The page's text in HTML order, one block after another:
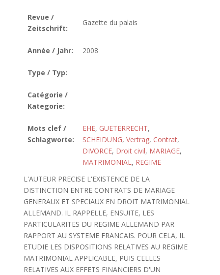
Revue /
Zeitschrift:
Gazette du palais
Année / Jahr: 2008
Type / Typ:
Catégorie /
Kategorie:
Mots clef /
Schlagworte:
EHE, GUETERRECHT,
SCHEIDUNG, Vertrag, Contrat,
DIVORCE, Droit civil, MARIAGE,
MATRIMONIAL, REGIME
L'AUTEUR PRECISE L'EXISTENCE DE LA
DISTINCTION ENTRE CONTRATS DE MARIAGE
GENERAUX ET SPECIAUX EN DROIT MATRIMONIAL
ALLEMAND. IL RAPPELLE, ENSUITE, LES
PARTICULARITES DU REGIME ALLEMAND PAR
RAPPORT AU SYSTEME FRANCAIS. POUR CELA, IL
ETUDIE LES DISPOSITIONS RELATIVES AU REGIME
MATRIMONIAL APPLICABLE, PUIS CELLES
RELATIVES AUX EFFETS FINANCIERS D'UN